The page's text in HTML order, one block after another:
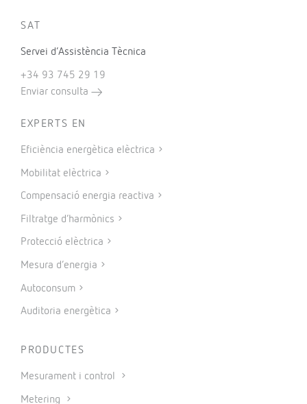
SAT
Servei d’Assistència Tècnica
+34 93 745 29 19
Enviar consulta
EXPERTS EN
Eficiència energètica elèctrica
Mobilitat elèctrica
Compensació energia reactiva
Filtratge d’harmònics
Protecció elèctrica
Mesura d’energia
Autoconsum
Auditoria energètica
PRODUCTES
Mesurament i control
Metering